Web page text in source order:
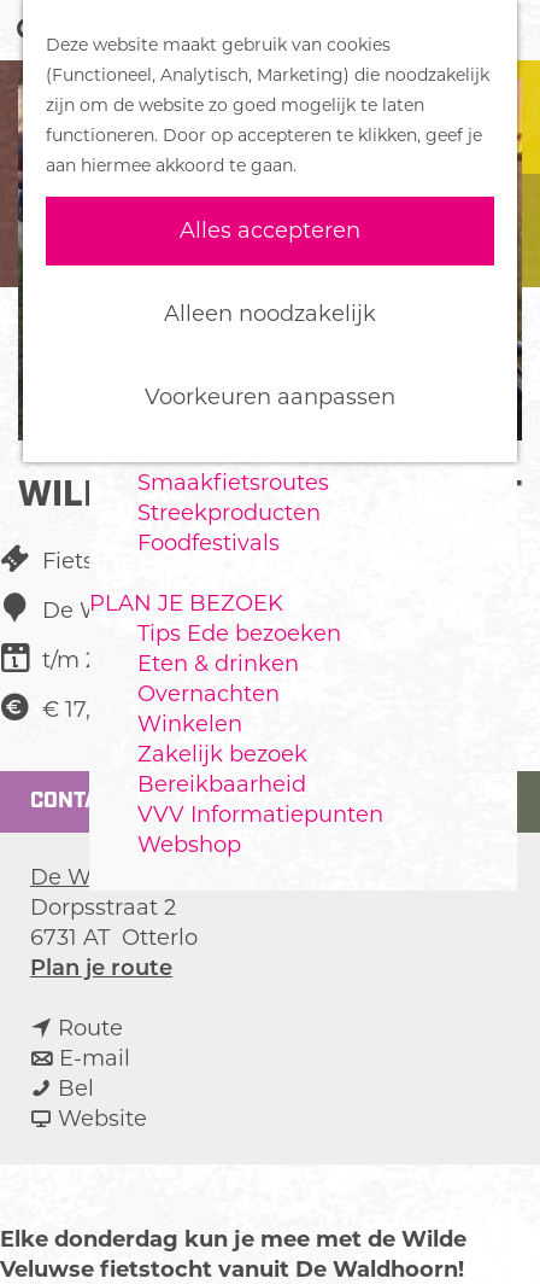
Deze website maakt gebruik van cookies
(Functioneel, Analytisch, Marketing) die noodzakelijk
zijn om de website zo goed mogelijk te laten
functioneren. Door op accepteren te klikken, geef je
aan hiermee akkoord te gaan.
Alles accepteren
Alleen noodzakelijk
Voorkeuren aanpassen
G
a
n
a
a
r
d
h
a
g
e
o
e
k
e
n
M
e
n
u
DORPEN
Bennekom
De Klomp
Deelen
Ederveen
Harskamp
Hoenderloo
Wekerom
Smaakfietsroutes
Streekproducten
Foodfestivals
PLAN JE BEZOEK
Tips Ede bezoeken
Eten & drinken
Overnachten
Winkelen
Zakelijk bezoek
Bereikbaarheid
VVV Informatiepunten
Webshop
WILDE VELUWSE FIETSTOCHT
Fietstocht
De Waldhoorn
t/m 29 oktober
€ 17,50
CONTACT
De Waldhoorn
Dorpsstraat 2
6731 AT Otterlo
Plan je routen
V
e
Route
a
r
d
e
E-mail
a
l
d
Bel
i
V
e
Website
i
l
Elke donderdag kun je mee met de Wilde
Veluwse fietstocht vanuit De Waldhoorn!